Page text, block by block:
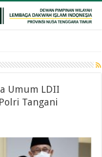
Umum LDII
Tangani